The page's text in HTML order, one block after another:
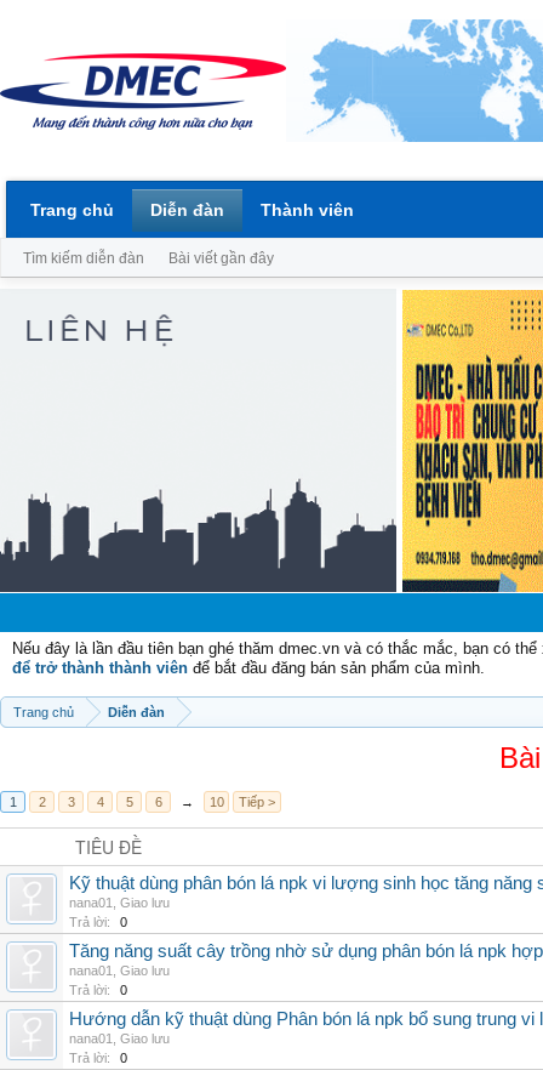
Nếu đây là lần đầu tiên bạn ghé thăm dmec.vn và có thắc mắc, bạn có
để trở thành thành viên để bắt đầu đăng bán sản phẩm của mình.
Trang chủ Diễn đàn
1 2 3 4 5 6 → 10 Tiếp >
TIÊU ĐỀ
Kỹ thuật dùng phân bón lá npk vi lượng sinh học tăng năng
nana01
Giao lưu
Trả lời:
0
Tăng năng suất cây trồng nhờ sử dụng phân bón lá npk
nana01
Giao lưu
Trả lời:
0
Hướng dẫn kỹ thuật dùng Phân bón lá npk bổ sung trung vi
nana01
Giao lưu
Trả lời:
0
Trang chủ Diễn đàn
Tìm kiếm diễn đàn Bài viết gần đây
Thành viên